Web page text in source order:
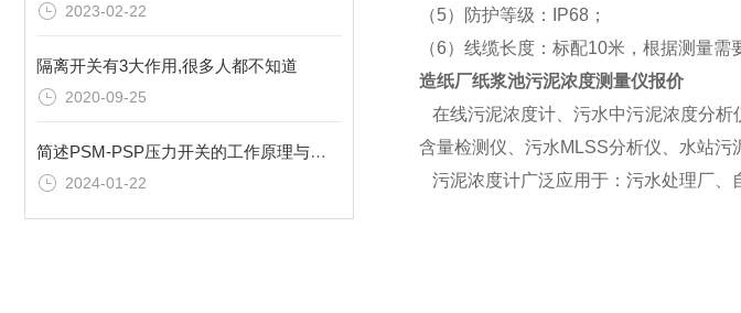
2023-02-22
隔离开关有3大作用,很多人都不知道
2020-09-25
简述PSM-PSP压力开关的工作原理与应用
2024-01-22
（5）防护等级：IP68；
（6）线缆长度：标配10米，根据测量需
造纸厂纸浆池污泥浓度测量仪报价
在线污泥浓度计、污水中污泥浓度分析
含量检测仪、污水MLSS分析仪、水站污
污泥浓度计广泛应用于：污水处理厂、